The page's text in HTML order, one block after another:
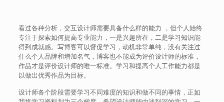
看过各种分析，交互设计师需要具备什么样的能力 ，但个人始终
专注于探索如何提高专业能力，一是兴趣所在，二是学习知识能
得到成就感。写博客可以督促学习，动机非常单纯，没有关注过
什么个人品牌和增加名气，博客也不能成为评价设计师的标准，
作品才是评价设计师的唯一标准。学习和提高个人工作能力都是
以做出优秀作品为目标。
设计师各个阶段需要学习不同难度的知识和做不同的事情，正如